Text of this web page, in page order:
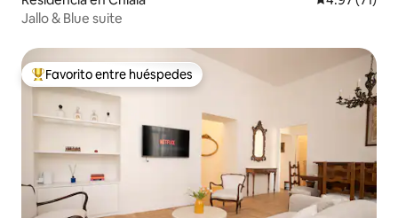
Jallo & Blue suite
De los mejores en Favorito entre huéspedes
Favorito entre huéspedes